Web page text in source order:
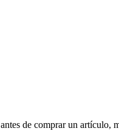
de comprar un